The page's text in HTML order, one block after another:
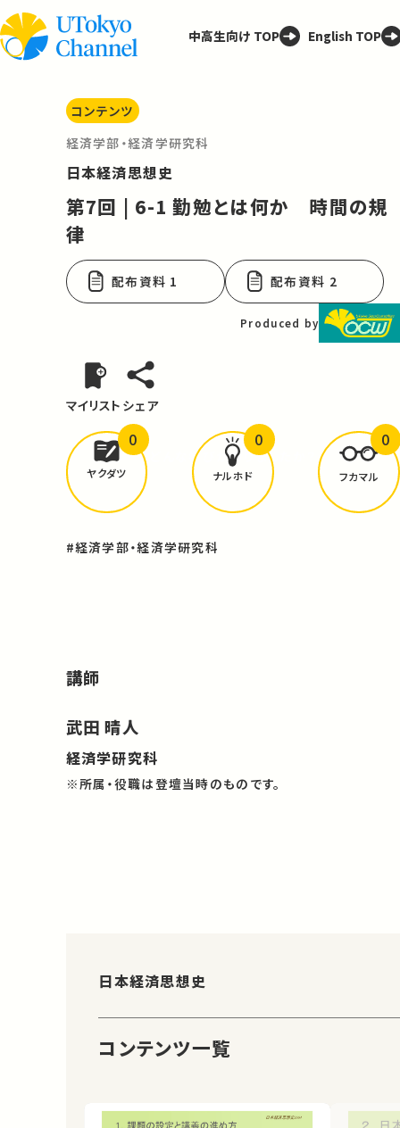
中高生向け TOP English TOP
コンテンツ
経済学部・経済学研究科
日本経済思想史
第7回 | 6-1 勤勉とは何か 時間の規
律
配布資料 1 配布資料 2
Produced by
マイリスト シェア
どんな学びがありましたか？
ヤクダツ
0
ナルホド
0
フカマル
0
#経済学部・経済学研究科
講師
武田 晴人
経済学研究科
※所属・役職は登壇当時のものです。
日本経済思想史
コンテンツ一覧